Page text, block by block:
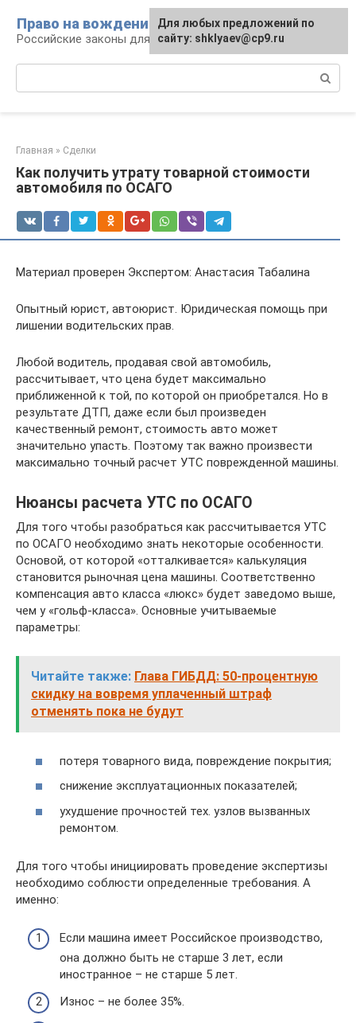
контенту
Право на вождение
Российские законы для автомобилистов
Главная » Сделки
Как получить утрату товарной стоимости
автомобиля по ОСАГО
Материал проверен Экспертом: Анастасия Табалина
Опытный юрист, автоюрист. Юридическая помощь при
лишении водительских прав.
Любой водитель, продавая свой автомобиль,
рассчитывает, что цена будет максимально
приближенной к той, по которой он приобретался. Но в
результате ДТП, даже если был произведен
качественный ремонт, стоимость авто может
значительно упасть. Поэтому так важно произвести
максимально точный расчет УТС поврежденной машины.
Нюансы расчета УТС по ОСАГО
Для того чтобы разобраться как рассчитывается УТС
по ОСАГО необходимо знать некоторые особенности.
Основой, от которой «отталкивается» калькуляция
становится рыночная цена машины. Соответственно
компенсация авто класса «люкс» будет заведомо выше,
чем у «гольф-класса». Основные учитываемые
параметры:
Читайте также: Глава ГИБДД: 50-процентную
скидку на вовремя уплаченный штраф
отменять пока не будут
потеря товарного вида, повреждение покрытия;
снижение эксплуатационных показателей;
ухудшение прочностей тех. узлов вызванных
ремонтом.
Для того чтобы инициировать проведение экспертизы
необходимо соблюсти определенные требования. А
именно:
Если машина имеет Российское производство,
она должно быть не старше 3 лет, если
иностранное – не старше 5 лет.
Износ – не более 35%.
Для любых предложений по
сайту: shklyaev@cp9.ru